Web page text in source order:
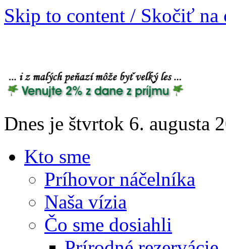
Skip to content / Skočiť na
Dnes je štvrtok 6. augusta
Kto sme
Príhovor náčelníka
Naša vízia
Čo sme dosiahli